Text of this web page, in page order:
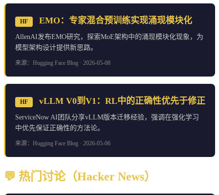
HF EMO：专家混合预训练实现涌现模块化
AllenAI发布EMO研究，探索MoE架构中的涌现模块化现象，为
模型架构设计提供新思路。
来源：Hugging Face Blog · 2026-05-08
HF vLLM V0到V1：RL中的正确性优先于修正
ServiceNow AI团队分享vLLM版本迁移经验，强调在强化学习
中优先保证正确性的方法论。
来源：Hugging Face Blog · 2026-05-06
💬 热门讨论（Hacker News）